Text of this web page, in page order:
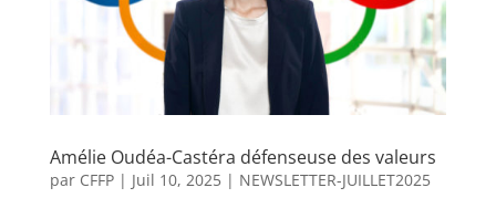
Amélie Oudéa-Castéra défenseuse des valeurs
par CFFP| Juil 10, 2025| NEWSLETTER-JUILLET2025